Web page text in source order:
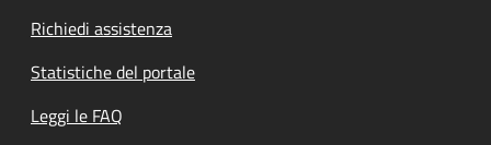
Richiedi assistenza
Statistiche del portale
Leggi le FAQ